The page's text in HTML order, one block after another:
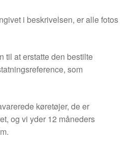
i beskrivelsen, er alle fotos
til at erstatte den bestilte
som
køretøjer, de er
og vi yder 12 måneders